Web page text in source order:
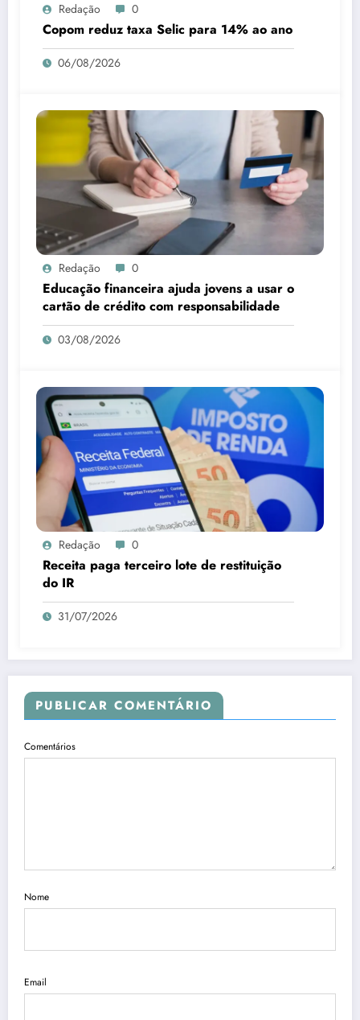
Redação 0
Copom reduz taxa Selic para 14% ao ano
06/08/2026
Redação 0
Educação financeira ajuda jovens a usar o
cartão de crédito com responsabilidade
03/08/2026
Redação 0
Receita paga terceiro lote de restituição
do IR
31/07/2026
PUBLICAR COMENTÁRIO
Comentários
Nome
Email